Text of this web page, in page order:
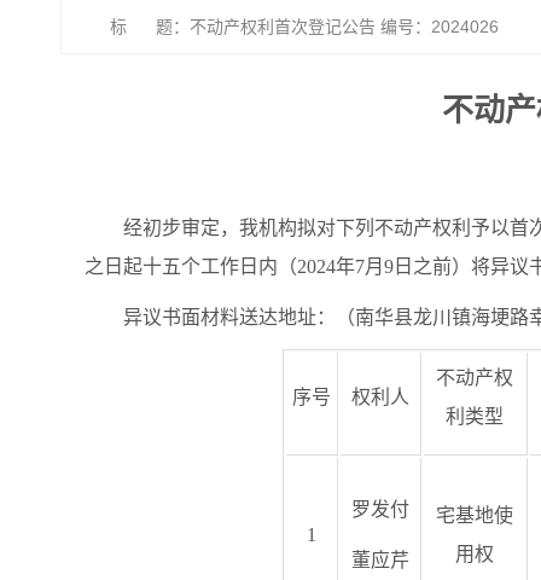
标 题：不动产权利首次登记公告 编号：2024026
不动
经初步审定，我机构拟对下列不动产权利予以
之日起十五个工作日内（2024年7月9日之前）将异
异议书面材料送达地址：（南华县龙川镇海埂路
序号 权利人
不动产权
利类型
1
罗发付
董应芹
宅基地使
用权